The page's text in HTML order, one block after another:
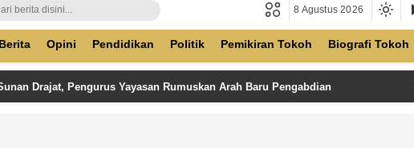
8 Agustus 2026
Berita Opini Pendidikan Politik Pemikiran Tokoh Biografi Tokoh
Drajat, Pengurus Yayasan Rumuskan Arah Baru Pengabdian